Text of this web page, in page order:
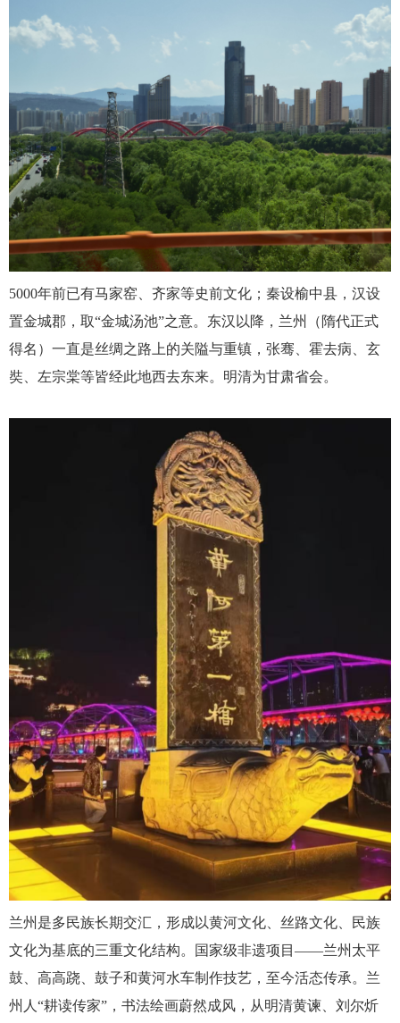
5000年前已有马家窑、齐家等史前文化；秦设榆中县，汉设
置金城郡 ，取“金城汤池”之意。东汉以降，兰州（隋代正式
得名）一直是丝绸之路上的关隘与重镇，张骞、霍去病、玄
奘、左宗棠等皆经此地西去东来。明清为甘肃省会。
兰州是多民族长期交汇，形成以黄河文化、丝路文化、民族
文化为基底的三重文化结构。国家级非遗项目——兰州太平
鼓、高高跷、鼓子和黄河水车制作技艺，至今活态传承。兰
州人“耕读传家”，书法绘画蔚然成风，从明清黄谏、刘尔炘